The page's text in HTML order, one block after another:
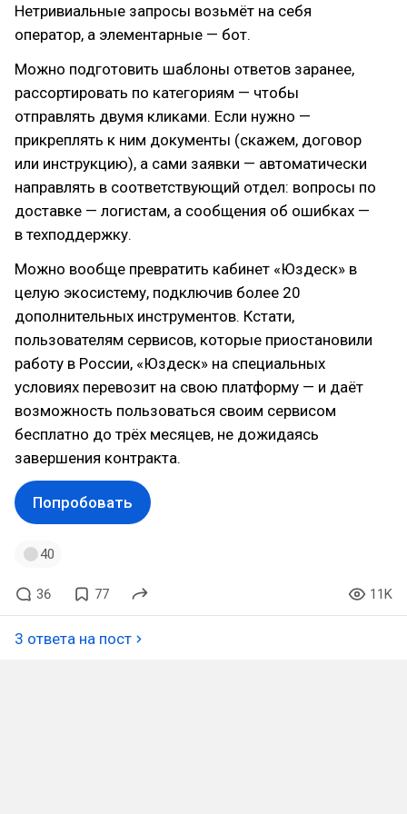
Нетривиальные запросы возьмёт на себя
оператор, а элементарные — бот.
Можно подготовить шаблоны ответов заранее,
рассортировать по категориям — чтобы
отправлять двумя кликами. Если нужно —
прикреплять к ним документы (скажем, договор
или инструкцию), а сами заявки — автоматически
направлять в соответствующий отдел: вопросы по
доставке — логистам, а сообщения об ошибках —
в техподдержку.
Можно вообще превратить кабинет «Юздеск» в
целую экосистему, подключив более 20
дополнительных инструментов. Кстати,
пользователям сервисов, которые приостановили
работу в России, «Юздеск» на специальных
условиях перевозит на свою платформу — и даёт
возможность пользоваться своим сервисом
бесплатно до трёх месяцев, не дожидаясь
завершения контракта.
Попробовать
40
36 77 11K
3 ответа на пост